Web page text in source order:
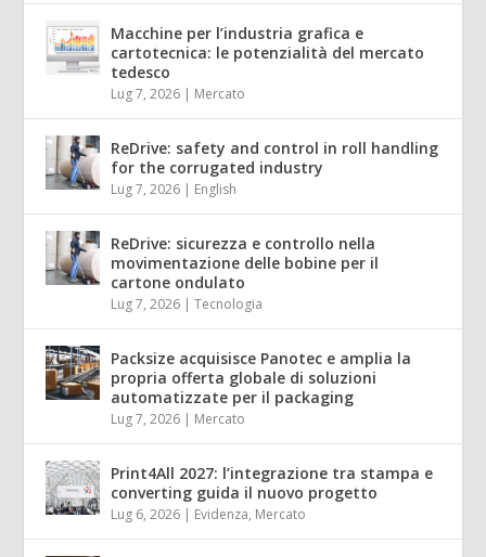
Macchine per l’industria grafica e
cartotecnica: le potenzialità del mercato
tedesco
Lug 7, 2026 | Mercato
ReDrive: safety and control in roll handling
for the corrugated industry
Lug 7, 2026 | English
ReDrive: sicurezza e controllo nella
movimentazione delle bobine per il
cartone ondulato
Lug 7, 2026 |Tecnologia
Packsize acquisisce Panotec e amplia la
propria offerta globale di soluzioni
automatizzate per il packaging
Lug 7, 2026 | Mercato
Print4All 2027: l’integrazione tra stampa e
converting guida il nuovo progetto
Lug 6, 2026 | Evidenza, Mercato